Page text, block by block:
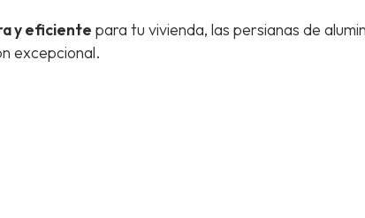
y eficiente para tu vivienda, las persianas de
excepcional.
a tu inmueble. Contamos con un